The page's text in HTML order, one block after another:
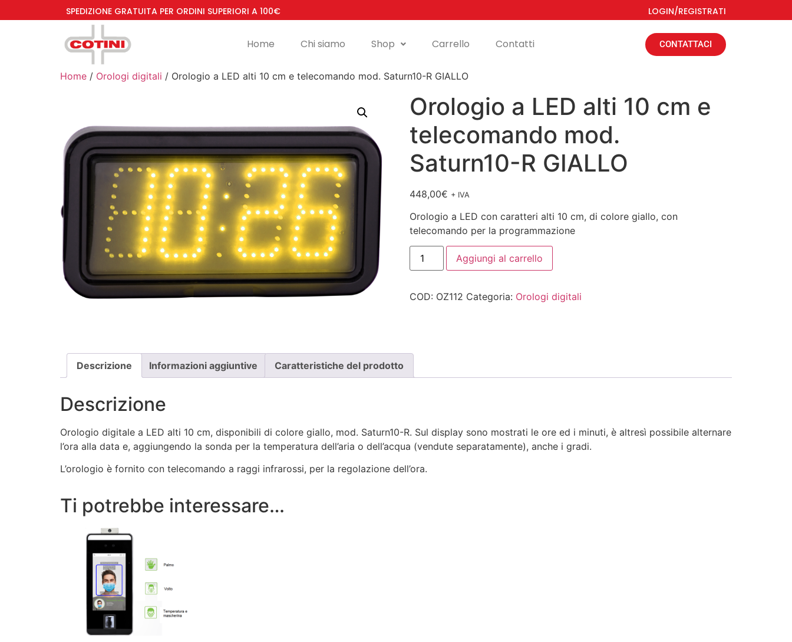
SPEDIZIONE GRATUITA PER ORDINI SUPERIORI A 100€ LOGIN/REGISTRATI
Home Chi siamo Shop Carrello Contatti CONTATTACI
Home / Orologi digitali / Orologio a LED alti 10 cm e telecomando mod. Saturn10-R GIALLO
Orologio a LED alti 10 cm e
telecomando mod.
Saturn10-R GIALLO
448,00€ + IVA
Orologio a LED con caratteri alti 10 cm, di colore giallo, con
telecomando per la programmazione
Aggiungi al carrello
COD: OZ112 Categoria: Orologi digitali
Descrizione Informazioni aggiuntive Caratteristiche del prodotto
Descrizione
Orologio digitale a LED alti 10 cm, disponibili di colore giallo, mod. Saturn10-R. Sul display sono mostrati le ore ed i minuti, è altresì possibile alternare
l’ora alla data e, aggiungendo la sonda per la temperatura dell’aria o dell’acqua (vendute separatamente), anche i gradi.
L’orologio è fornito con telecomando a raggi infrarossi, per la regolazione dell’ora.
Ti potrebbe interessare…